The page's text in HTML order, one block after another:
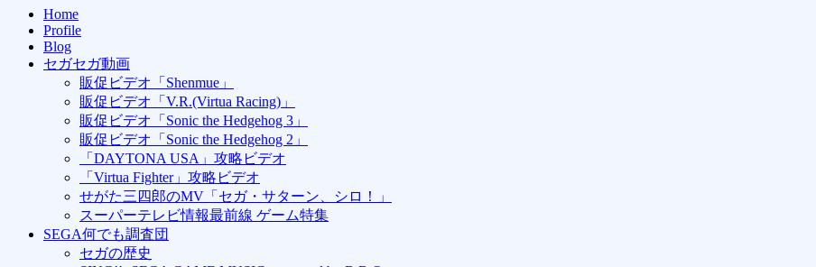
Home
Profile
Blog
セガセガ動画
販促ビデオ「Shenmue」
販促ビデオ「V.R.(Virtua Racing)」
販促ビデオ「Sonic the Hedgehog 3」
販促ビデオ「Sonic the Hedgehog 2」
「DAYTONA USA」攻略ビデオ
「Virtua Fighter」攻略ビデオ
せがた三四郎のMV「セガ・サターン、シロ！」
スーパーテレビ情報最前線 ゲーム特集
SEGA何でも調査団
セガの歴史